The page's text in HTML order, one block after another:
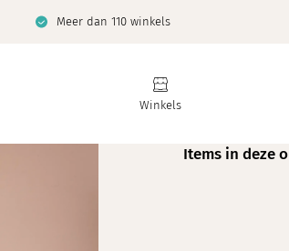
Meer dan 110 winkels
Winkels
Items in deze